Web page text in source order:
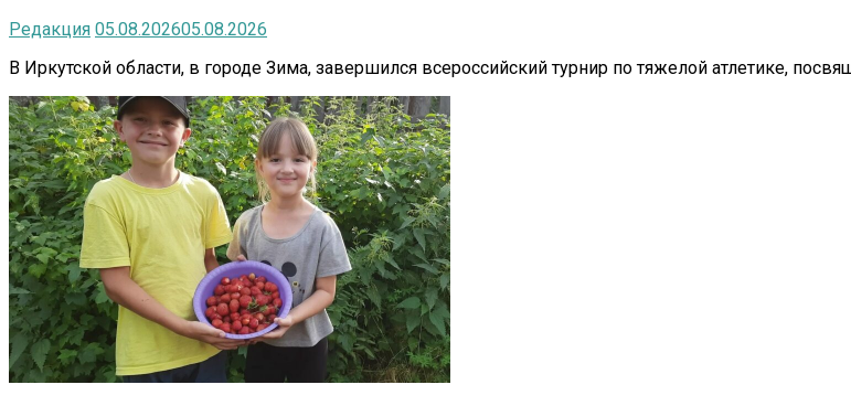
Редакция 05.08.202605.08.2026
В Иркутской области, в городе Зима, завершился всероссийский турнир по тяжелой атлетике,